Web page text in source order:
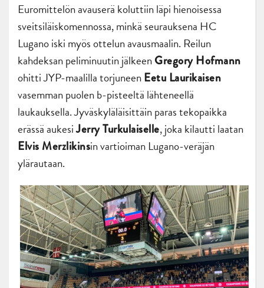
Euromittelön avauserä koluttiin läpi hienoisessa
sveitsiläiskomennossa, minkä seurauksena HC
Lugano iski myös ottelun avausmaalin. Reilun
kahdeksan peliminuutin jälkeenGregory Hofmann
ohitti JYP-maalilla torjuneenEetu Laurikaisen
vasemman puolen b-pisteeltä lähteneellä
laukauksella. Jyväskyläläisittäin paras tekopaikka
erässä aukesiJerry Turkulaiselle, joka kilautti laatan
Elvis Merzlikinsin vartioiman Lugano-veräjän
ylärautaan.